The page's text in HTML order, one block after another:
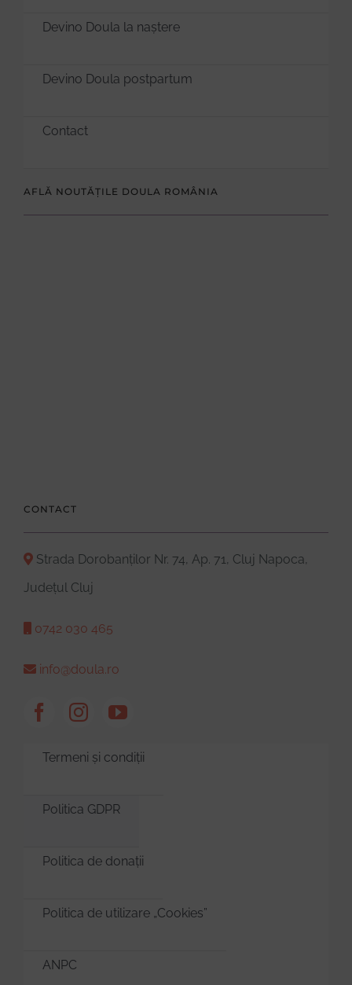
Devino Doula la naștere
Devino Doula postpartum
Contact
AFLĂ NOUTĂȚILE DOULA ROMÂNIA
CONTACT
Strada Dorobanților Nr. 74, Ap. 71, Cluj Napoca,
Județul Cluj
0742 030 465
info@doula.ro
Termeni și condiții
Politica GDPR
Politica de donații
Politica de utilizare „Cookies”
ANPC